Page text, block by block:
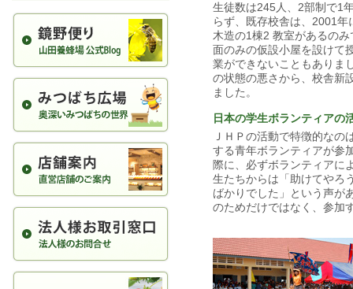
生徒数は245人、2部制で1
らず、既存校舎は、2001
木造の1棟2 教室があるの
面のみの仮設小屋を設けて
業ができないこともありま
の状態の悪さから、校舎新
ました。
日本の学生ボランティアの
ＪＨＰの活動で特徴的な
する青年ボランティアが参
際に、必ずボランティアに
生たちからは「助けてやろ
ばかりでした」という声が
のためだけではなく、参加